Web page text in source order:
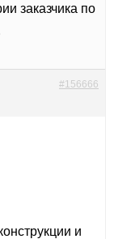
заказчика по
#156666
и